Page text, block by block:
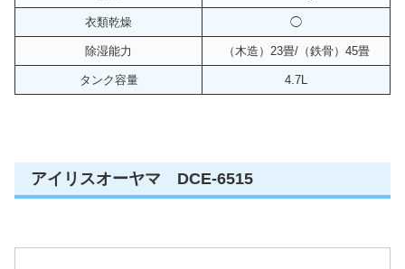
衣類乾燥 ◯
除湿能力 （木造）23畳/（鉄骨）45畳
タンク容量 4.7L
アイリスオーヤマ DCE-6515